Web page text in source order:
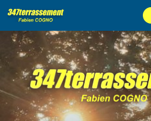
au
contenu
principal